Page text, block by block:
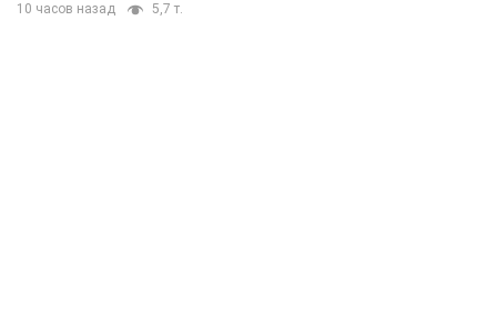
10 часов назад 5,7 т.